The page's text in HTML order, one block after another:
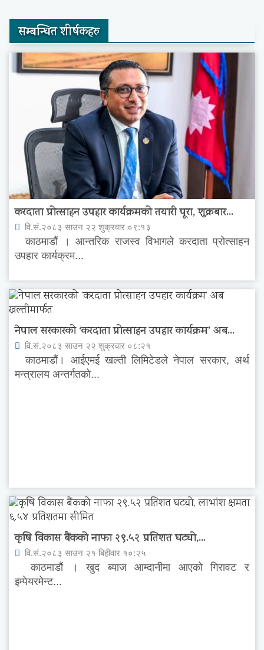
सम्बन्धित शीर्षकहरु
करदाता प्रोत्साहन उपहार कार्यक्रमको तयारी पूरा, शुक्रबार...
वि.सं.२०८३ साउन २२ शुक्रवार ०९:१३
काठमाडौं । आन्तरिक राजस्व विभागले करदाता प्रोत्साहन
उपहार कार्यक्रम...
नेपाल सरकारको ‘करदाता प्रोत्साहन उपहार कार्यक्रम’ अब...
वि.सं.२०८३ साउन २२ शुक्रवार ०८:२१
काठमाडौं। आईएमई खल्ती लिमिटेडले नेपाल सरकार, अर्थ
मन्त्रालय अन्तर्गतको...
कृषि विकास बैंकको नाफा २९.५२ प्रतिशत घट्यो,...
वि.सं.२०८३ साउन २१ बिहीवार १०:२५
काठमाडौं । खुद ब्याज आम्दानीमा आएको गिरावट र
इम्पेयरमेन्ट...